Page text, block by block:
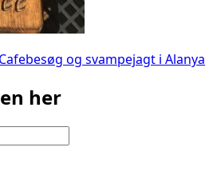
og svampejagt i Alanya
her